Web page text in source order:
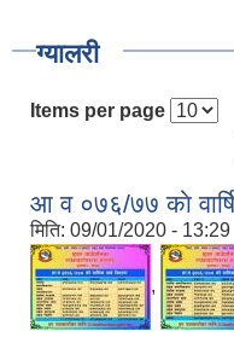
ग्यालरी
Items per page
आ‍ व ०७६/७७ काे
मिति: 09/01/2020 - 13:29
,